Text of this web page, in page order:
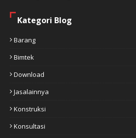
Kategori Blog
Barang
Bimtek
Download
Jasalainnya
Konstruksi
Konsultasi